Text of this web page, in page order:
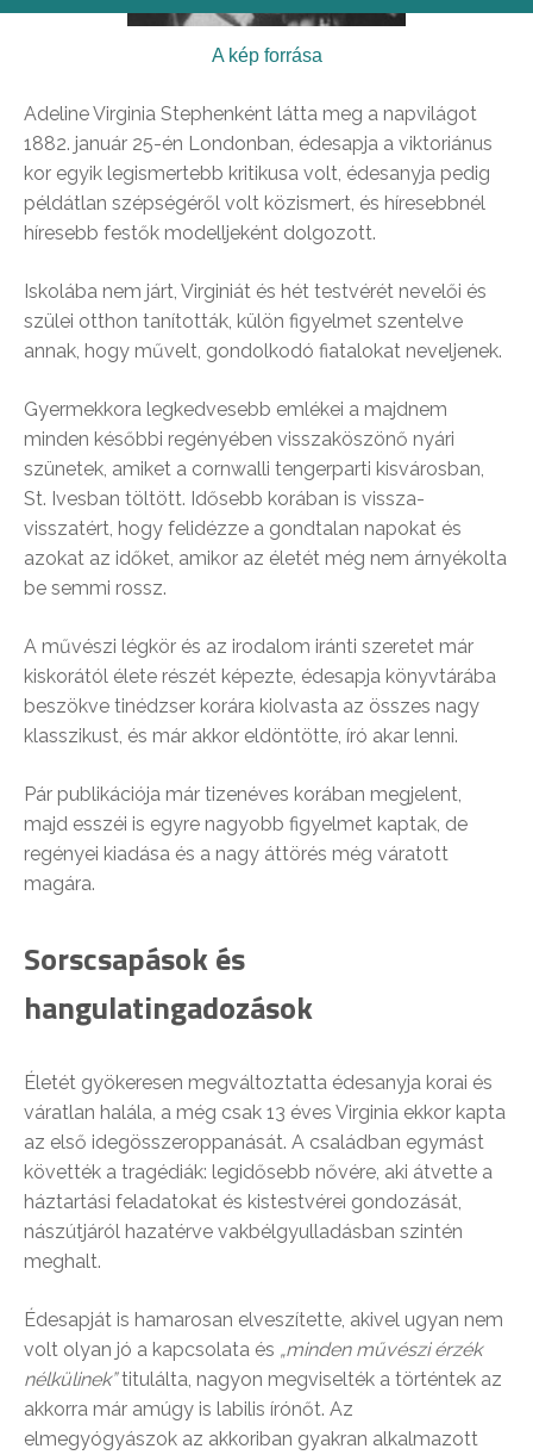
A kép forrása
Adeline Virginia Stephenként látta meg a napvilágot
1882. január 25-én Londonban, édesapja a viktoriánus
kor egyik legismertebb kritikusa volt, édesanyja pedig
példátlan szépségéről volt közismert, és híresebbnél
híresebb festők modelljeként dolgozott.
Iskolába nem járt, Virginiát és hét testvérét nevelői és
szülei otthon tanították, külön figyelmet szentelve
annak, hogy művelt, gondolkodó fiatalokat neveljenek.
Gyermekkora legkedvesebb emlékei a majdnem
minden későbbi regényében visszaköszönő nyári
szünetek, amiket a cornwalli tengerparti kisvárosban,
St. Ivesban töltött. Idősebb korában is vissza-
visszatért, hogy felidézze a gondtalan napokat és
azokat az időket, amikor az életét még nem árnyékolta
be semmi rossz.
A művészi légkör és az irodalom iránti szeretet már
kiskorától élete részét képezte, édesapja könyvtárába
beszökve tinédzser korára kiolvasta az összes nagy
klasszikust, és már akkor eldöntötte, író akar lenni.
Pár publikációja már tizenéves korában megjelent,
majd esszéi is egyre nagyobb figyelmet kaptak, de
regényei kiadása és a nagy áttörés még váratott
magára.
Sorscsapások és
hangulatingadozások
Életét gyökeresen megváltoztatta édesanyja korai és
váratlan halála, a még csak 13 éves Virginia ekkor kapta
az első idegösszeroppanását. A családban egymást
követték a tragédiák: legidősebb nővére, aki átvette a
háztartási feladatokat és kistestvérei gondozását,
nászútjáról hazatérve vakbélgyulladásban szintén
meghalt.
Édesapját is hamarosan elveszítette, akivel ugyan nem
volt olyan jó a kapcsolata és „minden művészi érzék
nélkülinek”titulálta, nagyon megviselték a történtek az
akkorra már amúgy is labilis írónőt. Az
elmegyógyászok az akkoriban gyakran alkalmazott